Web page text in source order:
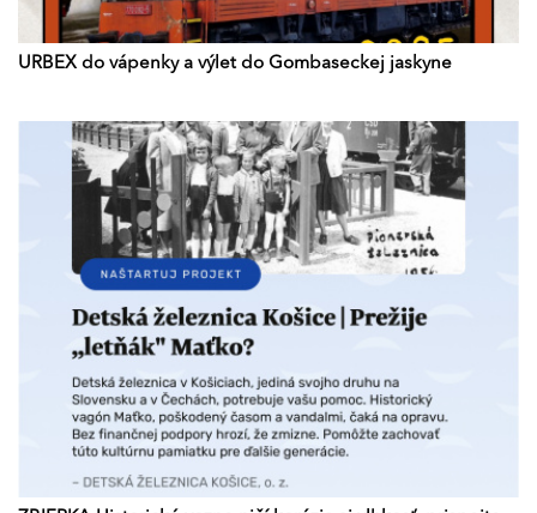
URBEX do vápenky a výlet do Gombaseckej jaskyne